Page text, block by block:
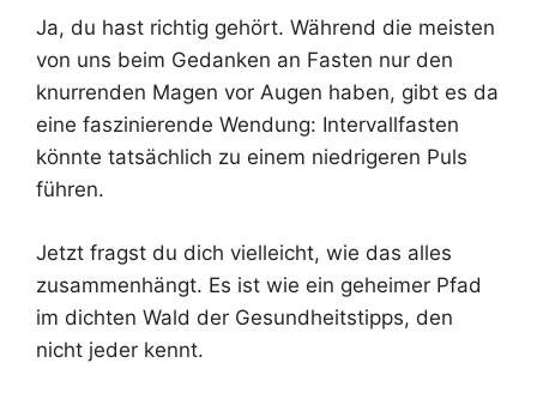
Ja, du hast richtig gehört. Während die meisten
von uns beim Gedanken an Fasten nur den
knurrenden Magen vor Augen haben, gibt es da
eine faszinierende Wendung: Intervallfasten
könnte tatsächlich zu einem niedrigeren Puls
führen.
Jetzt fragst du dich vielleicht, wie das alles
zusammenhängt. Es ist wie ein geheimer Pfad
im dichten Wald der Gesundheitstipps, den
nicht jeder kennt.